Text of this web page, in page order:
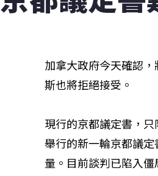
加拿大政府今天確認
斯也將拒絕接受。
現行的京都議定書，
舉行的新一輪京都議
量。目前談判已陷入